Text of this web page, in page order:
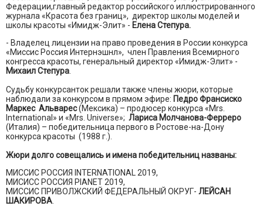
Федерации,главный редактор российского иллюстрированного
журнала «Красота без границ», директор школы моделей и
школы красоты «Имидж-Элит» - Елена Степура.
- Владелец лицензии на право проведения в России конкурса
«Миссис Россия Интернэшнл», член Правления Всемирного
конгресса красоты, генеральный директор «Имидж-Элит» -
Михаил Степура
Судьбу конкурсанток решали также члены жюри, которые
наблюдали за конкурсом в прямом эфире: Педро Франсиско
Маркес Альварес(Мексика) – продюсер конкурса «Mrs.
International» и «Mrs. Universe»; Лариса Молчанова-Ферреро
(Италия) – победительница первого в Ростове-на-Дону
конкурса красоты (1988 г.).
Жюри долго совещались и имена победительниц названы:
МИССИС РОССИЯ INTERNATIONAL 2019,
МИСИСC РОССИЯ PIANET 2019,
МИССИС ПРИВОЛЖСКИЙ ФЕДЕРАЛЬНЫЙ ОКРУГ- ЛЕЙСАН
ШАКИРОВА